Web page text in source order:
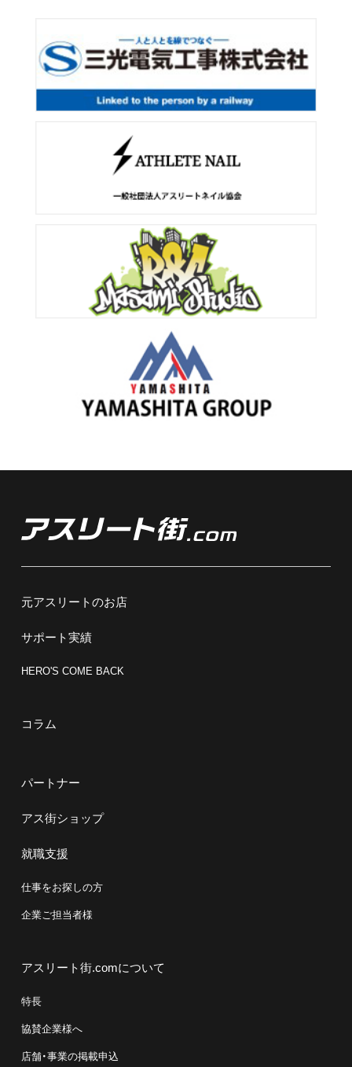
元アスリートのお店
サポート実績
HERO'S COME BACK
コラム
パートナー
アス街ショップ
就職支援
仕事をお探しの方
企業ご担当者様
アスリート街.comについて
特長
協賛企業様へ
店舗・事業の掲載申込